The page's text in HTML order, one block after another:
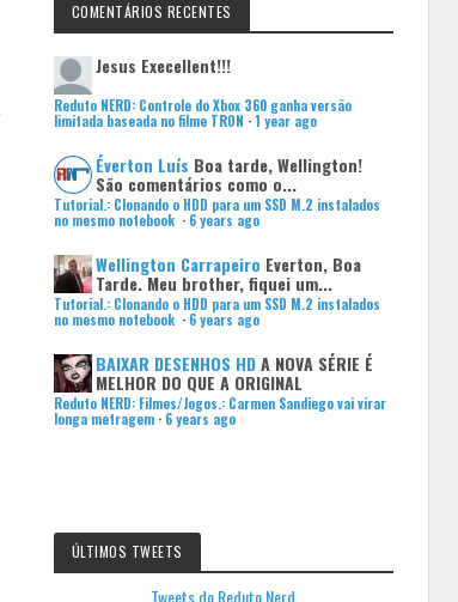
COMENTÁRIOS RECENTES
Jesus Execellent!!!
Reduto NERD: Controle do Xbox 360 ganha versão
limitada baseada no filme TRON ·1 year ago
Éverton Luís Boa tarde, Wellington!
São comentários como o...
Tutorial.: Clonando o HDD para um SSD M.2 instalados
no mesmo notebook · 6 years ago
Wellington Carrapeiro Everton, Boa
Tarde. Meu brother, fiquei um...
Tutorial.: Clonando o HDD para um SSD M.2 instalados
no mesmo notebook · 6 years ago
BAIXAR DESENHOS HD A NOVA SÉRIE É
MELHOR DO QUE A ORIGINAL
Reduto NERD: Filmes/Jogos.: Carmen Sandiego vai virar
longa metragem· 6 years ago
ÚLTIMOS TWEETS
Tweets do Reduto Nerd